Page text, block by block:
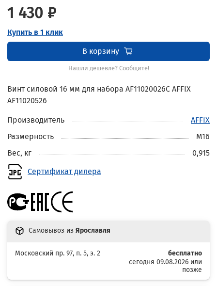
1 430 ₽
Купить в 1 клик
В корзину
Нашли дешевле? Сообщите!
Винт силовой 16 мм для набора AF11020026C AFFIX
AF11020526
Производитель
AFFIX
Размерность
M16
Вес, кг
0,915
Сертификат дилера
Самовывоз из Ярославля
Московский пр. 97, п. 5, э. 2
бесплатно
сегодня 09.08.2026 или
позже